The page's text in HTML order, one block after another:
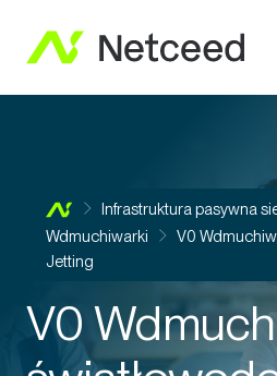
Infrastruktura pasywna
Wdmuchiwarki
V0
Jetting
V0